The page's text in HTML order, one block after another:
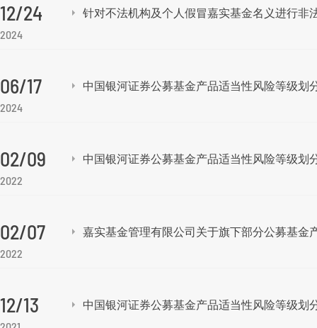
12/24
2024
针对不法机构及个人假冒嘉实基金名义进行非
06/17
2024
中国银河证券公募基金产品适当性风险等级划
02/09
2022
中国银河证券公募基金产品适当性风险等级划
02/07
2022
嘉实基金管理有限公司关于旗下部分公募基金
12/13 中国银河证券公募基金产品适当性风险等级划